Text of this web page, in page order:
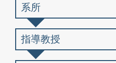
系所
指導教授